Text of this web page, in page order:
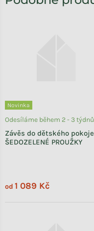
Novinka
Závěs do dětského pokoje
ŠEDOZELENÉ PROUŽKY
Odesíláme během 2 - 3 týdnů
od 1 089 Kč